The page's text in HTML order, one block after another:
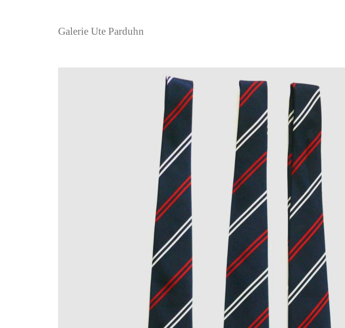
Galerie Ute Parduhn